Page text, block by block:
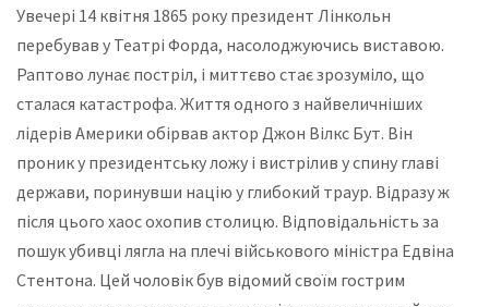
Увечері 14 квітня 1865 року президент Лінкольн
перебував у Театрі Форда, насолоджуючись виставою.
Раптово лунає постріл, і миттєво стає зрозуміло, що
сталася катастрофа. Життя одного з найвеличніших
лідерів Америки обірвав актор Джон Вілкс Бут. Він
проник у президентську ложу і вистрілив у спину главі
держави, поринувши націю у глибокий траур. Відразу ж
після цього хаос охопив столицю. Відповідальність за
пошук убивці лягла на плечі військового міністра Едвіна
Стентона. Цей чоловік був відомий своїм гострим